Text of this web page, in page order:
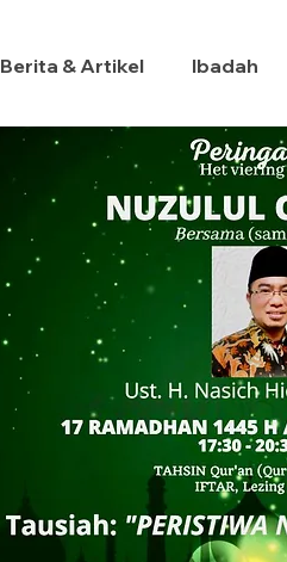
Berita & Artikel Ibadah